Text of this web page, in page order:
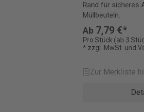
Rand für sicheres
Müllbeuteln.
Ab 7,79 €*
Pro Stück (ab 3
* zzgl. MwSt. und
Zur Merkliste